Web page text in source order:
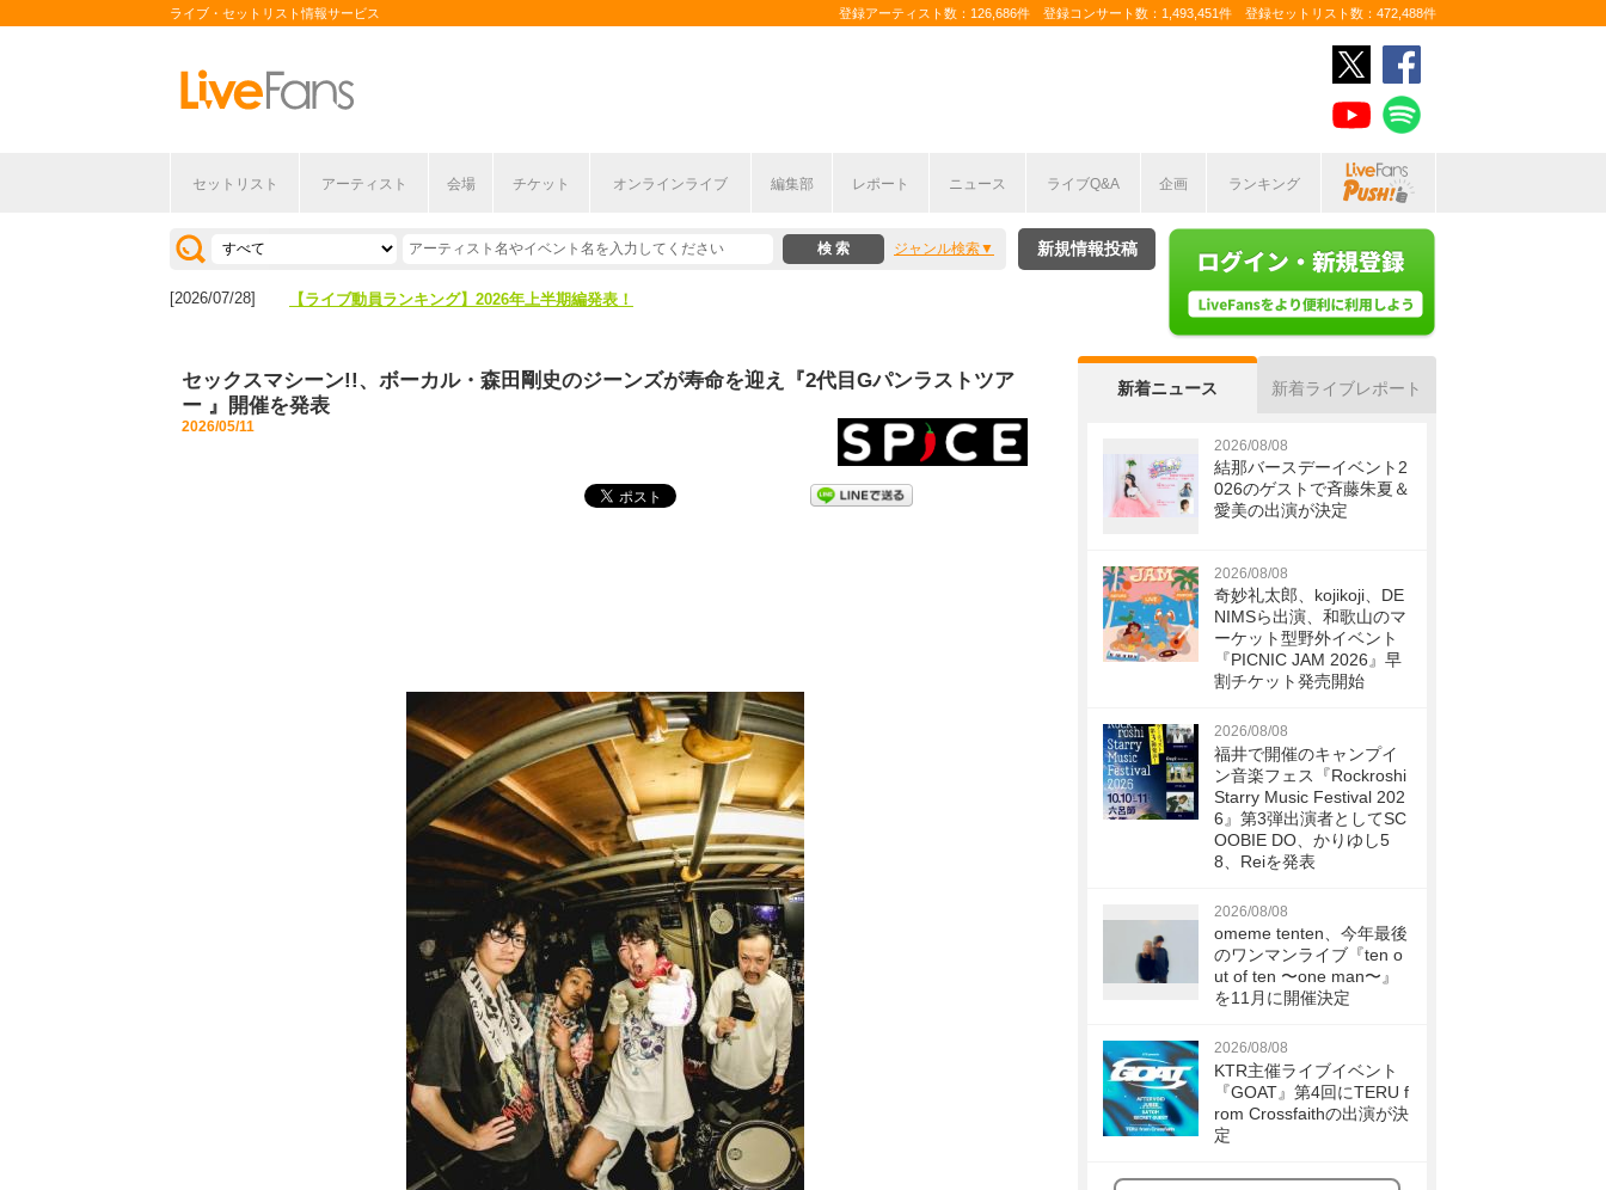
ライブ・セットリスト情報サービス 登録アーティスト数：126,686件 登録コンサート数：1,493,451件 登録セットリスト数：472,488件
セットリスト アーティスト 会場 チケット オンラインライブ 編集部 レポート ニュース ライブQ&A 企画 ランキング
ジャンル検索
[2026/04/27] 【フェス特集2026】フェス情報はここから！
[2026/07/28] 【ライブ動員ランキング】2026年上半期編発表！
[2026/07/28] 【ライブ動員ランキング】2026年上半期編発表！
新規情報投稿
セックスマシーン!!、ボーカル・森田剛史のジーンズが寿命を迎え『2代目Gパンラストツア
ー 』開催を発表
2026/05/11
新着ニュース 新着ライブレポート
2026/08/08
結那バースデーイベント2
026のゲストで斉藤朱夏＆
愛美の出演が決定
2026/08/08
奇妙礼太郎、kojikoji、DE
NIMSら出演、和歌山のマ
ーケット型野外イベント
『PICNIC JAM 2026』早
割チケット発売開始
2026/08/08
福井で開催のキャンプイ
ン音楽フェス『Rockroshi
Starry Music Festival 202
6』第3弾出演者としてSC
OOBIE DO、かりゆし5
8、Reiを発表
2026/08/08
omeme tenten、今年最後
のワンマンライブ『ten o
ut of ten 〜one man〜』
を11月に開催決定
2026/08/08
KTR主催ライブイベント
『GOAT』第4回にTERU f
rom Crossfaithの出演が決
定